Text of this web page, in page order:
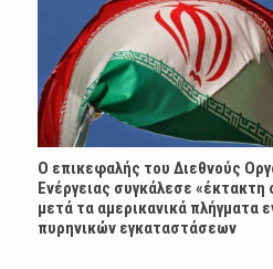
Ο επικεφαλής του Διεθνούς
Ενέργειας συγκάλεσε «έκτακτη
μετά τα αμερικανικά πλήγματα
πυρηνικών εγκαταστάσεων